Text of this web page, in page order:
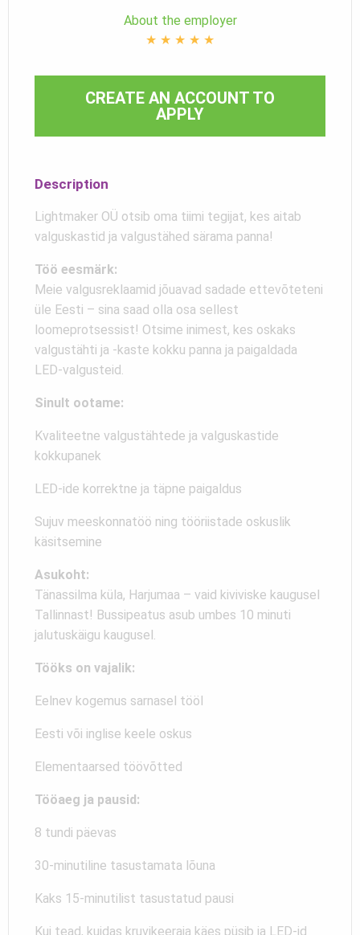
About the employer
★ ★ ★ ★ ★
CREATE AN ACCOUNT TO
APPLY
Description
Lightmaker OÜ otsib oma tiimi tegijat, kes aitab
valguskastid ja valgustähed särama panna!
Töö eesmärk:
Meie valgusreklaamid jõuavad sadade ettevõteteni
üle Eesti – sina saad olla osa sellest
loomeprotsessist! Otsime inimest, kes oskaks
valgustähti ja -kaste kokku panna ja paigaldada
LED-valgusteid.
Sinult ootame:
Kvaliteetne valgustähtede ja valguskastide
kokkupanek
LED-ide korrektne ja täpne paigaldus
Sujuv meeskonnatöö ning tööriistade oskuslik
käsitsemine
Asukoht:
Tänassilma küla, Harjumaa – vaid kiviviske kaugusel
Tallinnast! Bussipeatus asub umbes 10 minuti
jalutuskäigu kaugusel.
Tööks on vajalik:
Eelnev kogemus sarnasel tööl
Eesti või inglise keele oskus
Elementaarsed töövõtted
Tööaeg ja pausid:
8 tundi päevas
30-minutiline tasustamata lõuna
Kaks 15-minutilist tasustatud pausi
Kui tead, kuidas kruvikeeraja käes püsib ja LED-id